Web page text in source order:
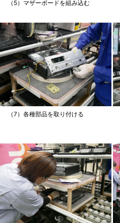
（5）マザーボードを組み込む
（7）各種部品を取り付ける